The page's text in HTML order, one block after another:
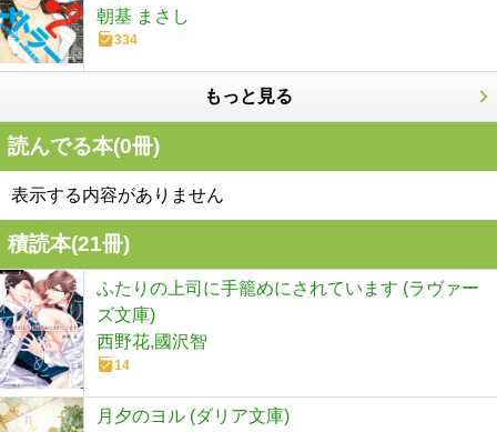
朝基 まさし
334
もっと見る
読んでる本(0冊)
表示する内容がありません
積読本(21冊)
ふたりの上司に手籠めにされています (ラヴァー
ズ文庫)
西野花,國沢智
14
月夕のヨル (ダリア文庫)